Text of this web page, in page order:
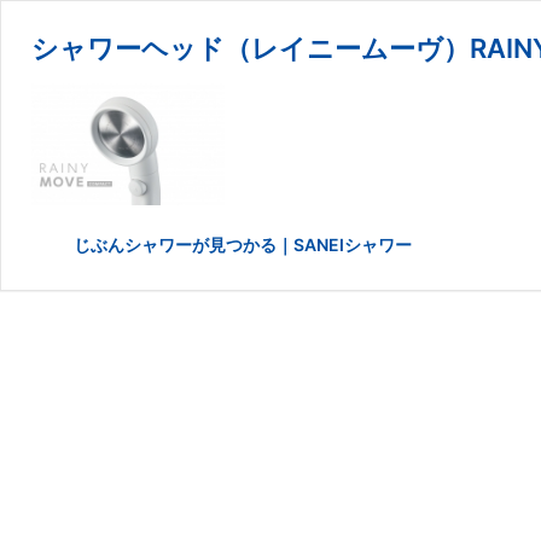
シャワーヘッド（レイニームーヴ）
じぶんシャワーが見つかる｜SANEIシャワー